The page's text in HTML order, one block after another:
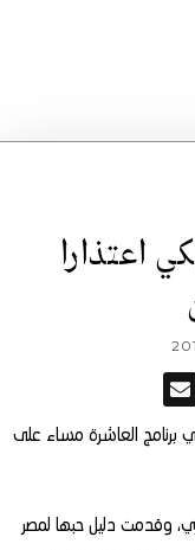
اعتذارا
برنامج العاشرة مساء على
وقدمت دليل حبها لمصر